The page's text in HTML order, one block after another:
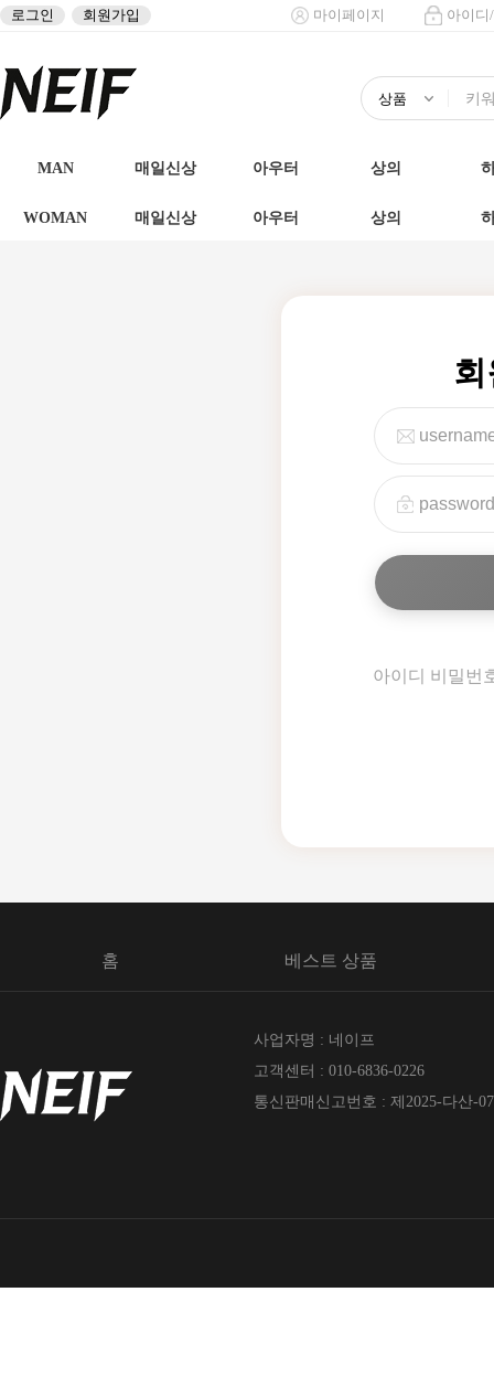
로그인 회원가입 마이페이지 아이디
MAN 매일신상 아우터 상의
WOMAN 매일신상 아우터 상의
아이디 비밀번
홈 베스트 상품
사업자명 : 네이프
고객센터 : 010-6836-0226
통신판매신고번호 : 제2025-다산-